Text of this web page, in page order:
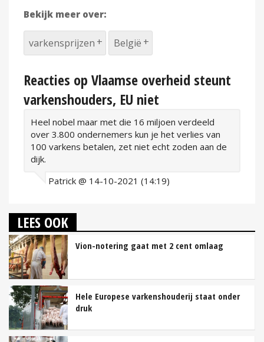
Bekijk meer over:
varkensprijzen België
Reacties op Vlaamse overheid steunt
varkenshouders, EU niet
Heel nobel maar met die 16 miljoen verdeeld
over 3.800 ondernemers kun je het verlies van
100 varkens betalen, zet niet echt zoden aan de
dijk.
Patrick @ 14-10-2021 (14:19)
LEES OOK
Vion-notering gaat met 2 cent omlaag
Hele Europese varkenshouderij staat onder
druk